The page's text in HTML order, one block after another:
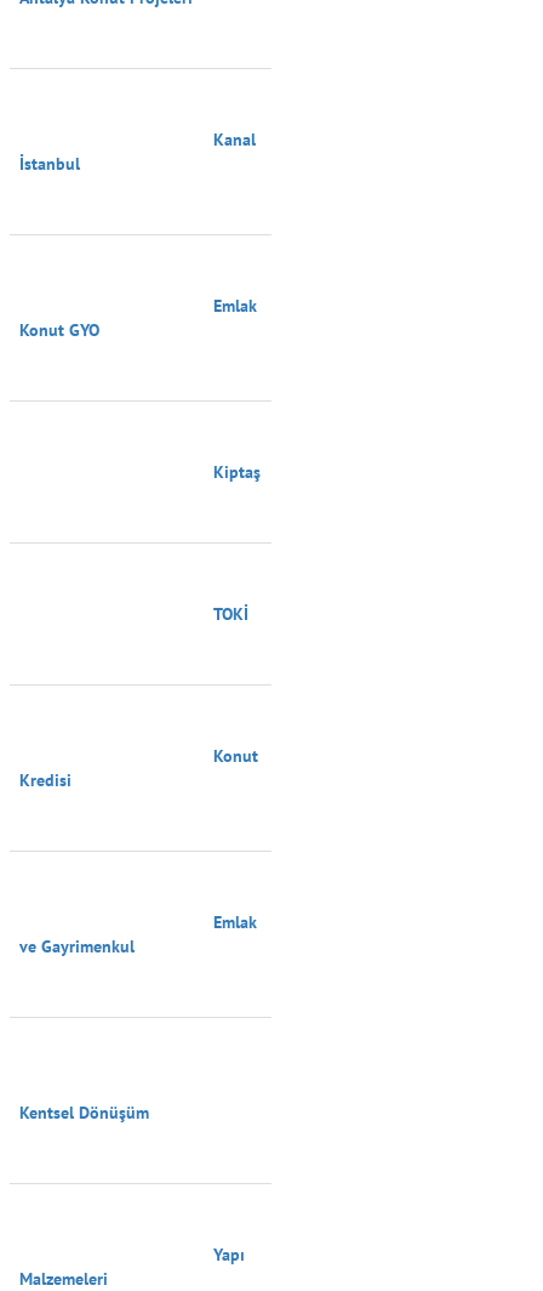
İstanbul
Konut GYO
Kredisi
ve Gayrimenkul
Kentsel Dönüşüm
Malzemeleri